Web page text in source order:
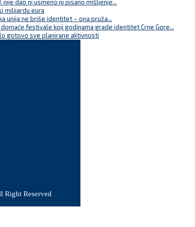
nije dao ni usmeno ni pisano mišljenje...
milijardu eura
unija ne briše identitet – ona pruža...
festivale koji godinama grade identitet Crne Gore...
gotovo sve planirane aktivnosti
Right Reserved